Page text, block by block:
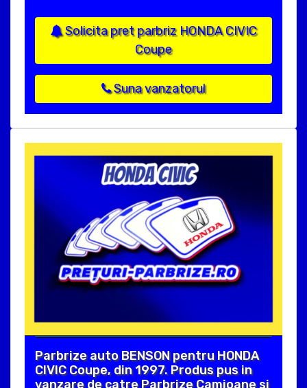
Solicita pret parbriz HONDA CIVIC
Coupe
Suna vanzatorul
Parbrize auto BENSON pentru HONDA
CIVIC Coupe, din 1997. Produs pus in
vanzare de catre Parbrize Camioane si